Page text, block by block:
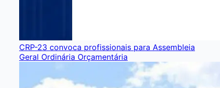
CRP-23 convoca profissionais para Assembleia
Geral Ordinária Orçamentária